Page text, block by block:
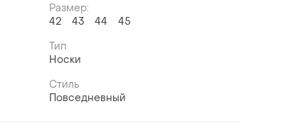
Размер:
42
43 44
45
Тип
Носки
Стиль
Повседневный